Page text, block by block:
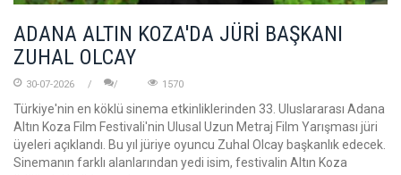
ADANA ALTIN KOZA'DA JÜRİ BAŞKANI
ZUHAL OLCAY
30-07-2026 1570
Türkiye'nin en köklü sinema etkinliklerinden 33. Uluslararası Adana
Altın Koza Film Festivali'nin Ulusal Uzun Metraj Film Yarışması jüri
üyeleri açıklandı. Bu yıl jüriye oyuncu Zuhal Olcay başkanlık edecek.
Sinemanın farklı alanlarından yedi isim, festivalin Altın Koza